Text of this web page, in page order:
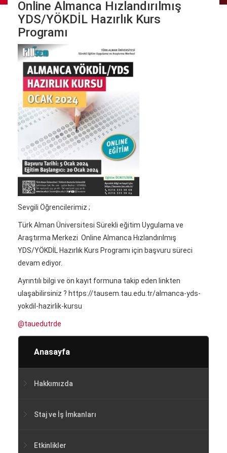
Online Almanca Hızlandırılmış
YDS/YÖKDİL Hazırlık Kurs
Programı
Sevgili Öğrencilerimiz ;
Türk Alman Üniversitesi Sürekli eğitim Uygulama ve
Araştırma Merkezi Online Almanca Hızlandırılmış
YDS/YÖKDİL Hazırlık Kurs Programı için başvuru süreci
devam ediyor.
Ayrıntılı bilgi ve ön kayıt formuna takip eden linkten
ulaşabilirsiniz ? https://tausem.tau.edu.tr/almanca-yds-
yokdil-hazirlik-kursu
@tauedutrde
Anasayfa
Hakkımızda
Staj ve İş İmkanları
Etkinlikler